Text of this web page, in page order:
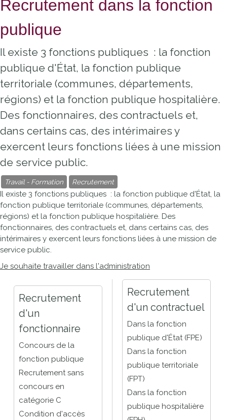
Recrutement dans la fonction
publique
Il existe 3 fonctions publiques : la fonction
publique d'État, la fonction publique
territoriale (communes, départements,
régions) et la fonction publique hospitalière.
Des fonctionnaires, des contractuels et,
dans certains cas, des intérimaires y
exercent leurs fonctions liées à une mission
de service public.
Travail - Formation Recrutement
Il existe 3 fonctions publiques : la fonction publique d'État, la
fonction publique territoriale (communes, départements,
régions) et la fonction publique hospitalière. Des
fonctionnaires, des contractuels et, dans certains cas, des
intérimaires y exercent leurs fonctions liées à une mission de
service public.
Je souhaite travailler dans l'administration
Recrutement
d'un
fonctionnaire
Concours de la
fonction publique
Recrutement sans
concours en
catégorie C
Condition d'accès
Recrutement
d'un contractuel
Dans la fonction
publique d'État (FPE)
Dans la fonction
publique territoriale
(FPT)
Dans la fonction
publique hospitalière